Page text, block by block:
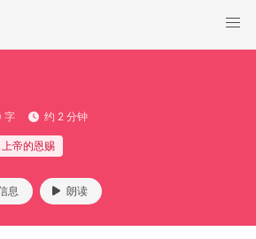
字 约 2 分钟
上帝的恩赐
息 朗读